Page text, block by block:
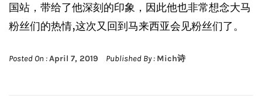
国站，带给了他深刻的印象，因此他也非常想念大马
粉丝们的热情,这次又回到马来西亚会见粉丝们了。
Posted On :April 7, 2019 Published By : Mich诗